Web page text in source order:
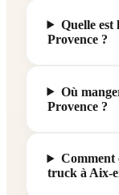
Quelle est
Provence ?
Où
Provence ?
Comment
truck à Aix-